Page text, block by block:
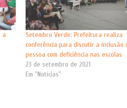
a
Setembro Verde: Prefeitura realiza
conferência para discutir a inclusão
pessoa com deficiência nas escolas
23 de setembro de 2021
Em "Notícias"